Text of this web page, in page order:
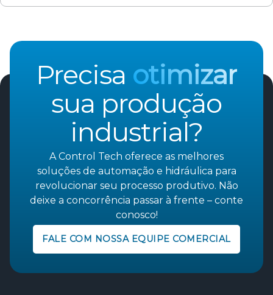
Precisa otimizar
sua produção
industrial?
A Control Tech oferece as melhores
soluções de automação e hidráulica para
revolucionar seu processo produtivo. Não
deixe a concorrência passar à frente – conte
conosco!
FALE COM NOSSA EQUIPE COMERCIAL